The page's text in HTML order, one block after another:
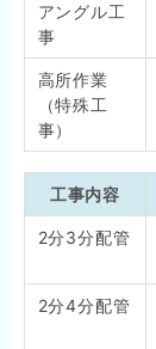
アングル工
事
高所作業
（特殊工
事）
工事内容
2分3分配管
2分4分配管